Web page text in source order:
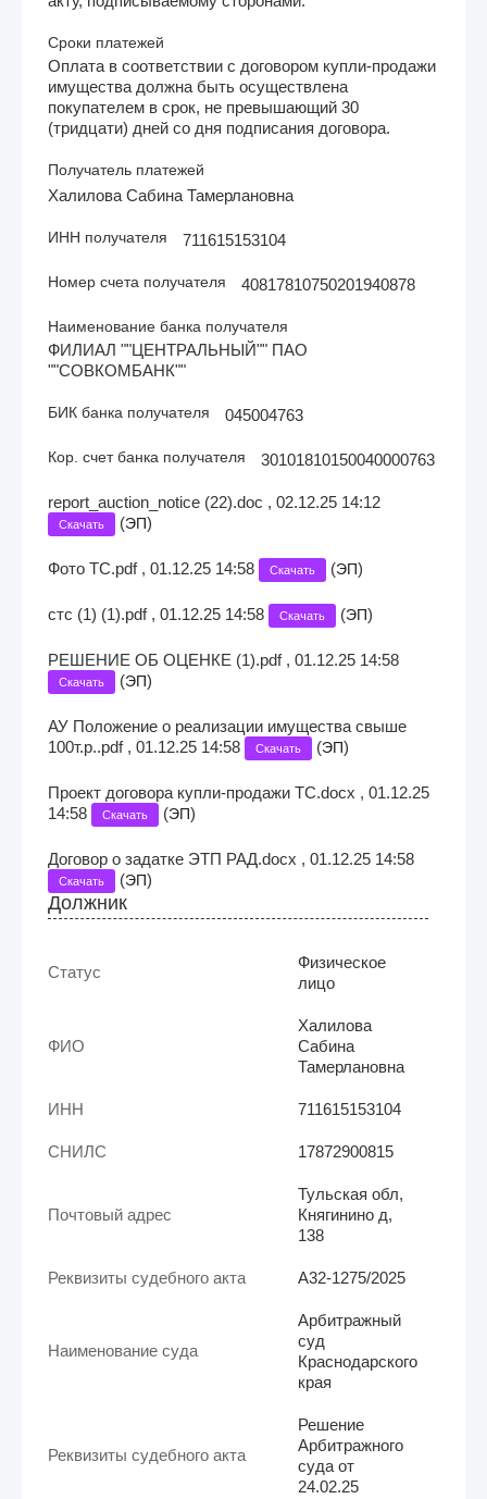
Сроки платежей
Оплата в соответствии с договором купли-продажи
имущества должна быть осуществлена
покупателем в срок, не превышающий 30
(тридцати) дней со дня подписания договора.
Получатель платежей
Халилова Сабина Тамерлановна
ИНН получателя 711615153104
Номер счета получателя 40817810750201940878
Наименование банка получателя
ФИЛИАЛ ""ЦЕНТРАЛЬНЫЙ"" ПАО
""СОВКОМБАНК""
БИК банка получателя 045004763
Кор. счет банка получателя 30101810150040000763
report_auction_notice (22).doc , 02.12.25 14:12
Скачать (ЭП)
Фото ТС.pdf , 01.12.25 14:58 Скачать (ЭП)
стс (1) (1).pdf , 01.12.25 14:58 Скачать (ЭП)
РЕШЕНИЕ ОБ ОЦЕНКЕ (1).pdf , 01.12.25 14:58
Скачать (ЭП)
АУ Положение о реализации имущества свыше
100т.р..pdf , 01.12.25 14:58
Скачать (ЭП)
Проект договора купли-продажи ТС.docx , 01.12.25
14:58
Скачать (ЭП)
Договор о задатке ЭТП РАД.docx , 01.12.25 14:58
Скачать (ЭП)
Должник
Статус
Физическое
лицо
ФИО
Халилова
Сабина
Тамерлановна
ИНН 711615153104
СНИЛС 17872900815
Почтовый адрес
Тульская обл,
Княгинино д,
138
Реквизиты судебного акта А32-1275/2025
Наименование суда
Арбитражный
суд
Краснодарского
края
Реквизиты судебного акта
Решение
Арбитражного
суда от
24.02.25